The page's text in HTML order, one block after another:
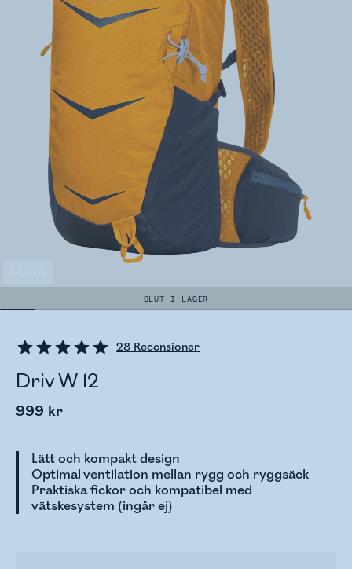
SLUT I LAGER
28 Recensioner
Driv W 12
999 kr
Lätt och kompakt design
Optimal ventilation mellan rygg och ryggsäck
Praktiska fickor och kompatibel med
vätskesystem (ingår ej)